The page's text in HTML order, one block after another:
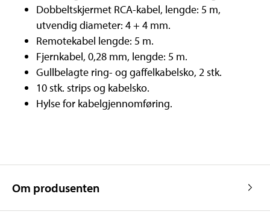
Dobbeltskjermet RCA-kabel, lengde: 5 m,
utvendig diameter: 4 + 4 mm.
Remotekabel lengde: 5 m.
Fjernkabel, 0,28 mm, lengde: 5 m.
Gullbelagte ring- og gaffelkabelsko, 2 stk.
10 stk. strips og kabelsko.
Hylse for kabelgjennomføring.
Om produsenten